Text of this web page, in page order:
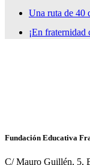
Una ruta de 40
¡En fraternidad
Fundación Educativa
C/ Mauro Guillén, 5,